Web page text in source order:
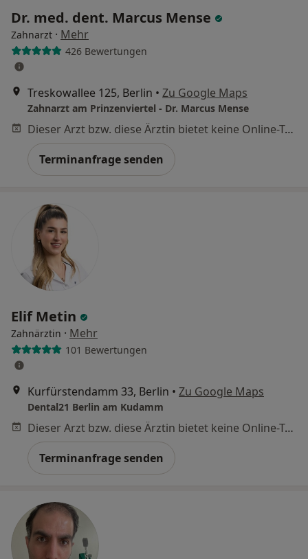
Dr. med. dent. Marcus Mense
Zahnarzt · Mehr
426 Bewertungen
Treskowallee 125, Berlin • Zu Google Maps
Zahnarzt am Prinzenviertel - Dr. Marcus Mense
Dieser Arzt bzw. diese Ärztin bietet keine Online-Terminbuchung an diesem Standort an.
Terminanfrage senden
Elif Metin
Zahnärztin · Mehr
101 Bewertungen
Kurfürstendamm 33, Berlin • Zu Google Maps
Dental21 Berlin am Kudamm
Dieser Arzt bzw. diese Ärztin bietet keine Online-Terminbuchung an diesem Standort an.
Terminanfrage senden